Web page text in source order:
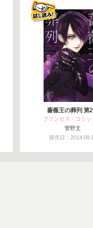
薔薇王の葬列 第
プリンセス・コミッ
菅野文
発売日：